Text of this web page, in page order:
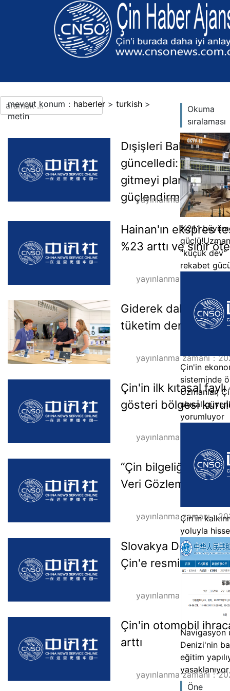
mevcut konum： haberler > turkish >
metin
Dışişleri Bakanlığı
güncelledi:
gitmeyi planlayan
güçlendirmeli
yayınlanma zamanı：
Hainan'ın ekspres
%23 arttı ve sınır
yayınlanma zamanı：
Giderek daha fazla
tüketim
yayınlanma zamanı：
Çin'in ilk kıtasal
gösteri bölgesi
yayınlanma zamanı：
“Çin bilgeliği”
Veri Gözlemi·Çin
yayınlanma zamanı：
Slovakya Devlet
Çin'e resmi
yayınlanma zamanı：
Çin'in otomobil
arttı
yayınlanma zamanı：
Okuma
sıralaması
%21,1
“küçük
rekabet gücü
Çin'in
sisteminde
Uzmanlar,
ulusal
yorumluyor
Çin'in
yoluyla
Navigasyon
Denizi'nin
eğitim
yasaklanıyor
Öne